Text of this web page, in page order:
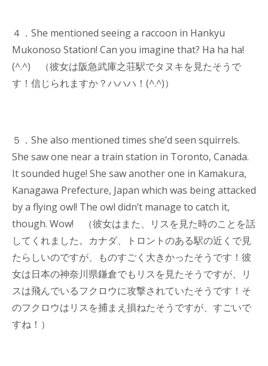
４．She mentioned seeing a raccoon in Hankyu
Mukonoso Station! Can you imagine that? Ha ha ha!
(^.^) （彼女は阪急武庫之荘駅でタヌキを見たそうで
す！信じられますか？ハハハ！(^.^)）
５．She also mentioned times she’d seen squirrels.
She saw one near a train station in Toronto, Canada.
It sounded huge! She saw another one in Kamakura,
Kanagawa Prefecture, Japan which was being attacked
by a flying owl! The owl didn’t manage to catch it,
though. Wow! （彼女はまた、リスを見た時のことを話
してくれました。カナダ、トロントのある駅の近くで見
たらしいのですが、ものすごく大きかったそうです！彼
女は日本の神奈川県鎌倉でもリスを見たそうですが、リ
スは飛んでいるフクロウに攻撃されていたそうです！そ
のフクロウはリスを捕まえ損ねたそうですが、すごいで
すね！）